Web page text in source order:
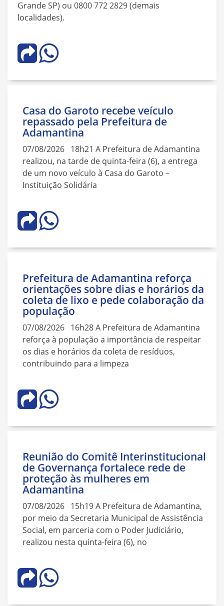
Grande SP) ou 0800 772 2829 (demais
localidades).
Casa do Garoto recebe veículo
repassado pela Prefeitura de
Adamantina
07/08/2026 18h21 A Prefeitura de Adamantina
realizou, na tarde de quinta-feira (6), a entrega
de um novo veículo à Casa do Garoto –
Instituição Solidária
Prefeitura de Adamantina reforça
orientações sobre dias e horários da
coleta de lixo e pede colaboração da
população
07/08/2026 16h28 A Prefeitura de Adamantina
reforça à população a importância de respeitar
os dias e horários da coleta de resíduos,
contribuindo para a limpeza
Reunião do Comitê Interinstitucional
de Governança fortalece rede de
proteção às mulheres em
Adamantina
07/08/2026 15h19 A Prefeitura de Adamantina,
por meio da Secretaria Municipal de Assistência
Social, em parceria com o Poder Judiciário,
realizou nesta quinta-feira (6), no